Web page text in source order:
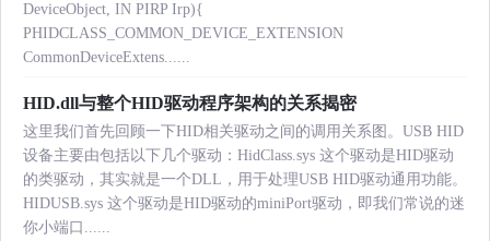
DeviceObject, IN PIRP Irp){
PHIDCLASS_COMMON_DEVICE_EXTENSION
CommonDeviceExtens......
HID.dll与整个HID驱动程序架构的关系揭密
这里我们首先回顾一下HID相关驱动之间的调用关系图。USB HID
设备主要由包括以下几个驱动：HidClass.sys 这个驱动是HID驱动
的类驱动，其实就是一个DLL，用于处理USB HID驱动通用功能。
HIDUSB.sys 这个驱动是HID驱动的miniPort驱动，即我们常说的迷
你小端口......